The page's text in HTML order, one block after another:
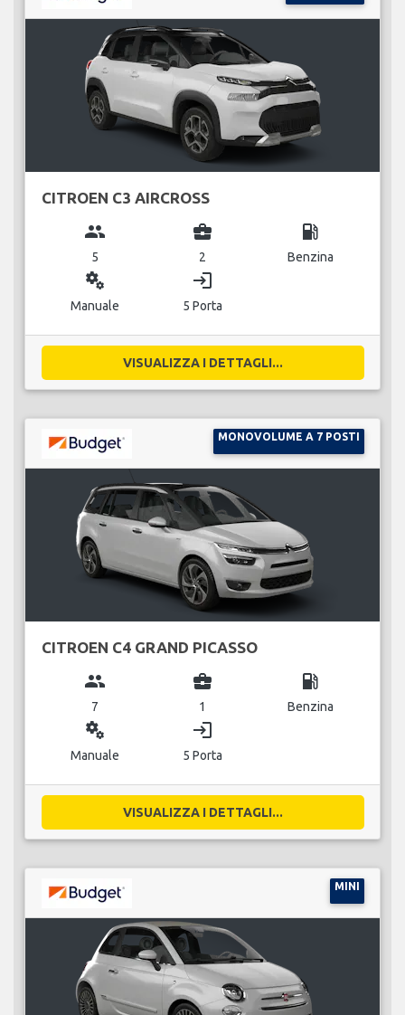
CITROEN C3 AIRCROSS
group
5
business_center
2
local_gas_station
Benzina
miscellaneous_services
Manuale
login
5 Porta
VISUALIZZA I DETTAGLI...
MONOVOLUME A 7 POSTI
CITROEN C4 GRAND PICASSO
group
7
business_center
1
local_gas_station
Benzina
miscellaneous_services
Manuale
login
5 Porta
VISUALIZZA I DETTAGLI...
MINI